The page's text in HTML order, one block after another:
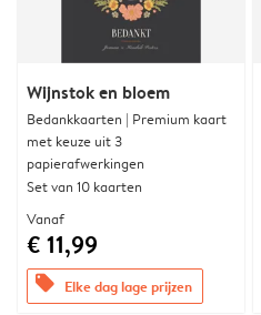
Wijnstok en bloem
Bedankkaarten | Premium kaart
met keuze uit 3
papierafwerkingen
Set van 10 kaarten
Vanaf
€ 11,99
offers Elke dag lage prijzen